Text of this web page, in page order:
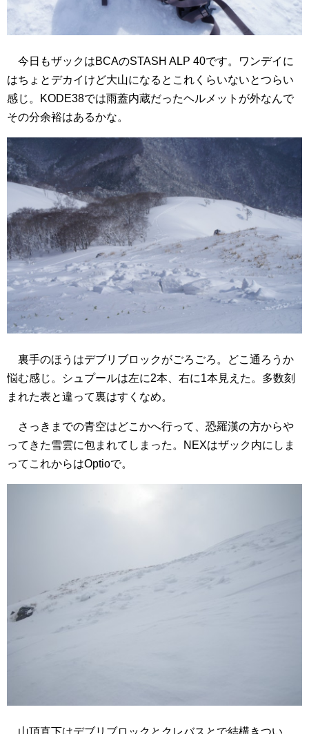
今日もザックはBCAのSTASH ALP 40です。ワンデイに
はちょとデカイけど大山になるとこれくらいないとつらい
感じ。KODE38では雨蓋内蔵だったヘルメットが外なんで
その分余裕はあるかな。
裏手のほうはデブリブロックがごろごろ。どこ通ろうか
悩む感じ。シュプールは左に2本、右に1本見えた。多数刻
まれた表と違って裏はすくなめ。
さっきまでの青空はどこかへ行って、恐羅漢の方からや
ってきた雪雲に包まれてしまった。NEXはザック内にしま
ってこれからはOptioで。